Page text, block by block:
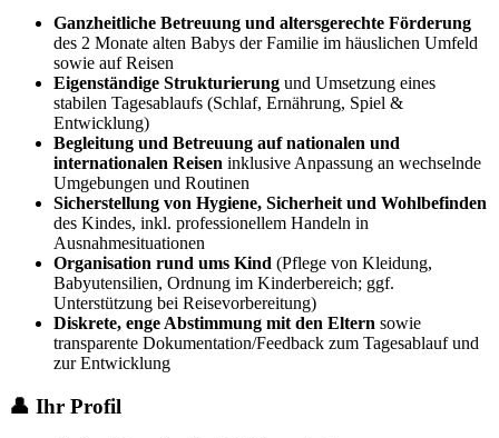
Ganzheitliche Betreuung und altersgerechte Förderung
des 2 Monate alten Babys der Familie im häuslichen Umfeld
sowie auf Reisen
Eigenständige Strukturierung und Umsetzung eines
stabilen Tagesablaufs (Schlaf, Ernährung, Spiel &
Entwicklung)
Begleitung und Betreuung auf nationalen und
internationalen Reisen inklusive Anpassung an wechselnde
Umgebungen und Routinen
Sicherstellung von Hygiene, Sicherheit und Wohlbefinden
des Kindes, inkl. professionellem Handeln in
Ausnahmesituationen
Organisation rund ums Kind (Pflege von Kleidung,
Babyutensilien, Ordnung im Kinderbereich; ggf.
Unterstützung bei Reisevorbereitung)
Diskrete, enge Abstimmung mit den Eltern sowie
transparente Dokumentation/Feedback zum Tagesablauf und
zur Entwicklung
👤 Ihr Profil